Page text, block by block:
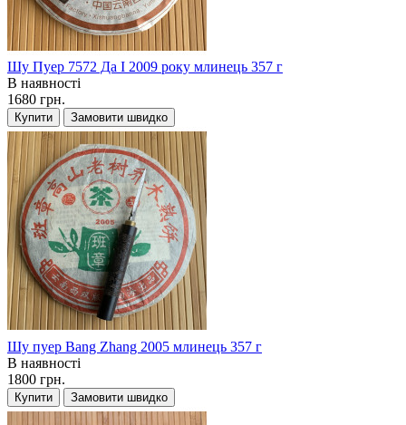
Шу Пуер 7572 Да І 2009 року млинець 357 г
В наявності
1680 грн.
Купити Замовити швидко
Шу пуер Bang Zhang 2005 млинець 357 г
В наявності
1800 грн.
Купити Замовити швидко